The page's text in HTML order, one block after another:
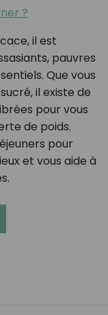
?
il est
pauvres
Que vous
il existe de
pour vous
de poids.
pour
et vous aide à